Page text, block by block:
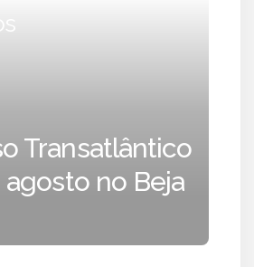
Transatlântico
agosto no Beja